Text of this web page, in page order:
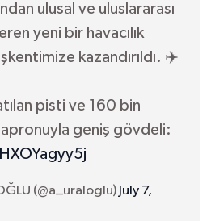
ulusal ve uluslararası
yeni bir havacılık
kazandırıldı. ✈️
pisti ve 160 bin
geniş gövdeli:
(@a_uraloglu) July 7,